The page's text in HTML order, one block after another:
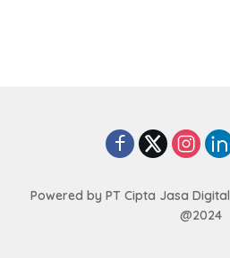
Powered by PT Cipta Jasa Digital
@2024